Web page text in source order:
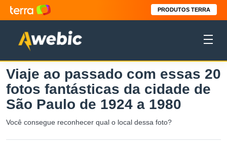
PRODUTOS TERRA
Viaje ao passado com essas 20
fotos fantásticas da cidade de
São Paulo de 1924 a 1980
Você consegue reconhecer qual o local dessa foto?